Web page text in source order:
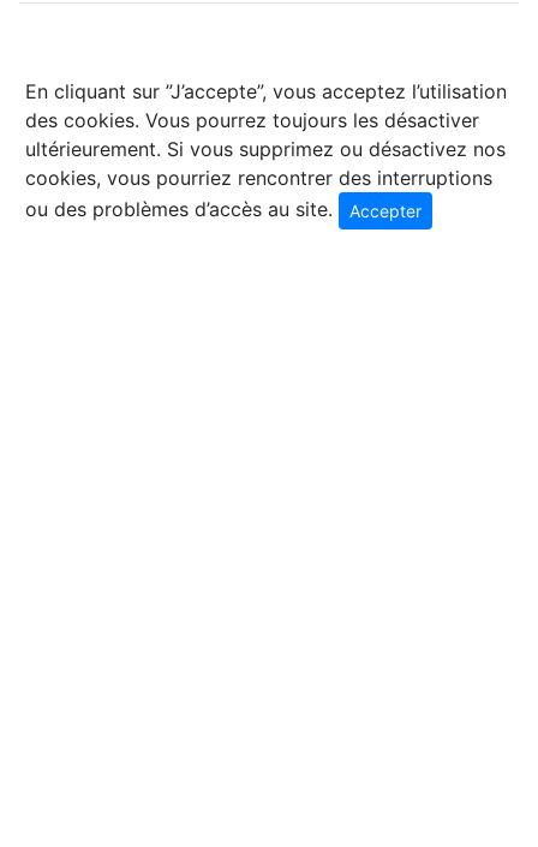
En cliquant sur ”J’accepte”, vous acceptez l’utilisation
des cookies. Vous pourrez toujours les désactiver
ultérieurement. Si vous supprimez ou désactivez nos
cookies, vous pourriez rencontrer des interruptions
ou des problèmes d’accès au site.
Accepter